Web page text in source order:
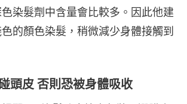
染髮劑中含量會比較多。因此他建
的顏色染髮，稍微減少身體接觸到
頭皮 否則恐被身體吸收